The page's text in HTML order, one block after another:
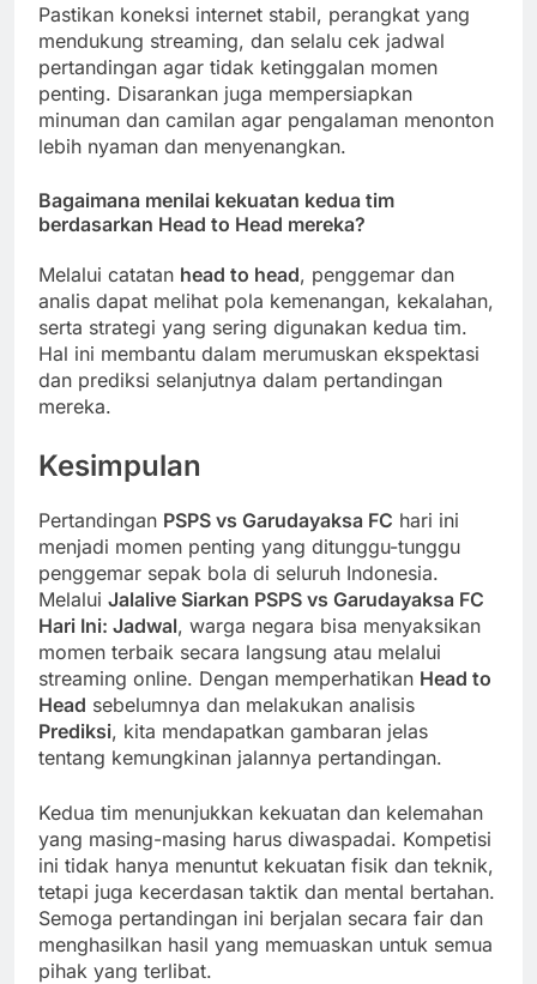
Pastikan koneksi internet stabil, perangkat yang
mendukung streaming, dan selalu cek jadwal
pertandingan agar tidak ketinggalan momen
penting. Disarankan juga mempersiapkan
minuman dan camilan agar pengalaman menonton
lebih nyaman dan menyenangkan.
Bagaimana menilai kekuatan kedua tim
berdasarkan Head to Head mereka?
Melalui catatan head to head, penggemar dan
analis dapat melihat pola kemenangan, kekalahan,
serta strategi yang sering digunakan kedua tim.
Hal ini membantu dalam merumuskan ekspektasi
dan prediksi selanjutnya dalam pertandingan
mereka.
Kesimpulan
Pertandingan PSPS vs Garudayaksa FC hari ini
menjadi momen penting yang ditunggu-tunggu
penggemar sepak bola di seluruh Indonesia.
Melalui Jalalive Siarkan PSPS vs Garudayaksa FC
Hari Ini: Jadwal, warga negara bisa menyaksikan
momen terbaik secara langsung atau melalui
streaming online. Dengan memperhatikan Head to
Head sebelumnya dan melakukan analisis
Prediksi, kita mendapatkan gambaran jelas
tentang kemungkinan jalannya pertandingan.
Kedua tim menunjukkan kekuatan dan kelemahan
yang masing-masing harus diwaspadai. Kompetisi
ini tidak hanya menuntut kekuatan fisik dan teknik,
tetapi juga kecerdasan taktik dan mental bertahan.
Semoga pertandingan ini berjalan secara fair dan
menghasilkan hasil yang memuaskan untuk semua
pihak yang terlibat.